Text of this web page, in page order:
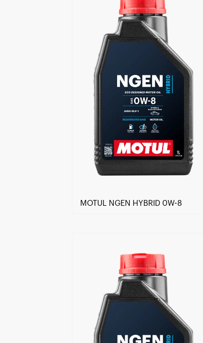
Trouver un revendeur
Trouver un revendeur
MOTUL NGEN HYBRID 0W-8